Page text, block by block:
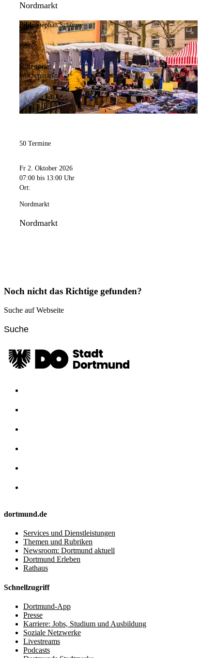
Nordmarkt
Bild: Stephan Schütze
Kategorie:
Wochenmarkt
50 Termine
Fr 2. Oktober 2026
07:00 bis 13:00 Uhr
Ort:
Nordmarkt
Nordmarkt
Noch nicht das Richtige gefunden?
Suche auf Webseite
dortmund.de
Services und Dienstleistungen
Themen und Rubriken
Newsroom: Dortmund aktuell
Dortmund Erleben
Rathaus
Schnellzugriff
Dortmund-App
Presse
Karriere: Jobs, Studium und Ausbildung
Soziale Netzwerke
Livestreams
Podcasts